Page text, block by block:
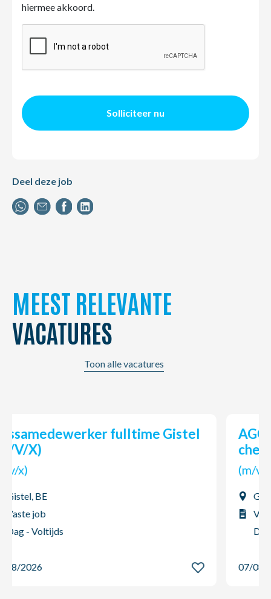
hiermee akkoord.
Solliciteer nu
Deel deze job
MEEST RELEVANTE
VACATURES
Toon alle vacatures
AGO Chemicals: Mechanieker in
chemiesect...
Gent, BE
Vaste job
Dag - Voltijds
07/08/2026